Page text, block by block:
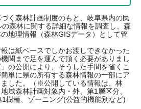
く森林計画制度のもと、岐阜県内の民
森林に関する詳細な情報を調査し、森
地理情報（森林GISデータ）として管
は紙ベースでしかお渡しできなかった
関まで足を運んで頂く必要がありまし
の公開により、そうした手間を省くこ
単に県の所有する森林情報の一部にア
した。（※公開している情報は、林
域森林計画対象内・外、第1層区分、
樹種、ゾーニング(公益的機能別など)